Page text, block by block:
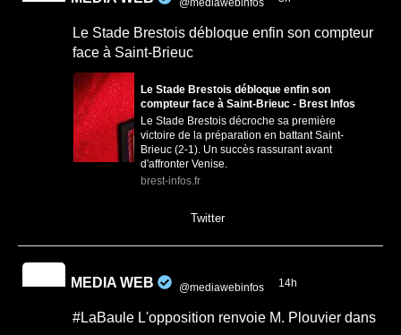
Le Stade Brestois débloque enfin son compteur
face à Saint-Brieuc
Le Stade Brestois débloque enfin son
compteur face à Saint-Brieuc - Brest Infos
Le Stade Brestois décroche sa première
victoire de la préparation en battant Saint-
Brieuc (2-1). Un succès rassurant avant
d'affronter Venise.
brest-infos.fr
Twitter
MEDIA WEB @mediawebinfos 14h
#LaBaule L'opposition renvoie M. Plouvier dans